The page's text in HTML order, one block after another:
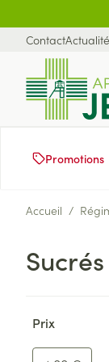
Contact
Promotions
Accueil /
Sucrés
Prix